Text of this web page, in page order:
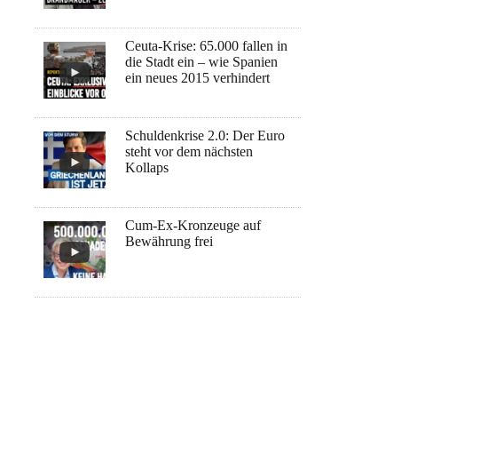
Ceuta-Krise: 65.000 fallen in
die Stadt ein – wie Spanien
ein neues 2015 verhindert
Schuldenkrise 2.0: Der Euro
steht vor dem nächsten
Kollaps
Cum-Ex-Kronzeuge auf
Bewährung frei